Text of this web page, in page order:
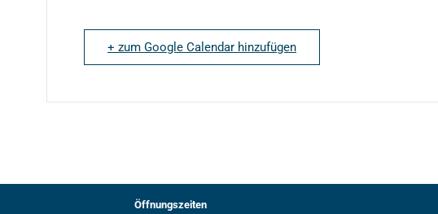
+ zum Google Calendar hinzufügen
Öffnungszeiten